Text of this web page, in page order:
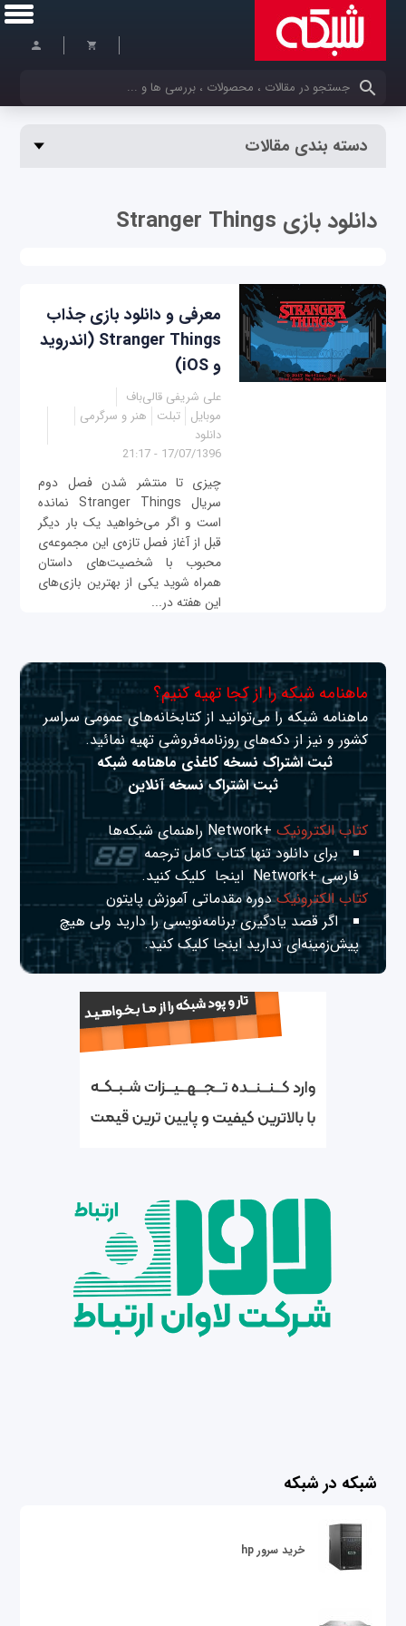
کلمات کلیدی خود را وارد کنید
دسته بندی مقالات
دانلود بازی Stranger Things
معرفی و دانلود بازی جذاب
Stranger Things (اندروید
و iOS)
علی شریفی قالی‌باف
موبایل تبلت
هنر و سرگرمی
دانلود
17/07/1396 - 21:17
چیزی تا منتشر شدن فصل دوم
سریال Stranger Things نمانده
است و اگر می‌خواهید یک بار دیگر
قبل از آغاز فصل تازه‌ی این مجموعه‌ی
محبوب با شخصیت‌های داستان
همراه شوید یکی از بهترین بازی‌های
این هفته در...
ماهنامه شبکه را از کجا تهیه کنیم؟
ماهنامه شبکه را می‌توانید از کتابخانه‌های عمومی سراسر
کشور و نیز از دکه‌های روزنامه‌فروشی تهیه نمائید.
ثبت اشتراک نسخه کاغذی ماهنامه شبکه
ثبت اشتراک نسخه آنلاین
کتاب الکترونیک+Network راهنمای شبکه‌ها
برای دانلود تنها کتاب کامل ترجمه
فارسی +Network
اینجا کلیک کنید.
کتاب الکترونیکدوره مقدماتی آموزش پایتون
اگر قصد یادگیری برنامه‌نویسی را دارید ولی هیچ
پیش‌زمینه‌ای نداریداینجا کلیک کنید.
شبکه در شبکه
خرید سرور hp